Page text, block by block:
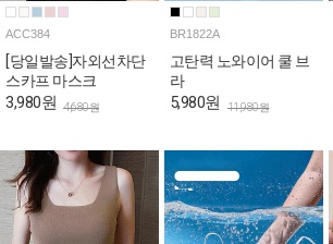
ACC384
[당일발송]자외선차단
스카프 마스크
3,980원 4,680원
BR1822A
고탄력 노와이어 쿨 브
라
5,980원 11,980원